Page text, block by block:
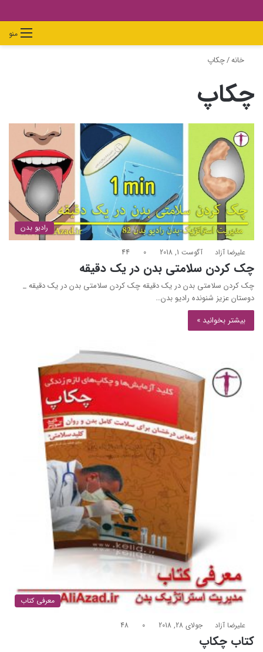
منوجستجو
برایپوسته
سبد
خانه/چکاپ
چکاپ
رادیو بدن
علیرضا آزاد آگوست 1, 2018 0
44
چک کردن سلامتی بدن در یک دقیقه
چک کردن سلامتی بدن در یک دقیقه چک کردن سلامتی بدن در یک دقیقه _
دوستان عزیز شنونده رادیو بدن…
بیشتر بخوانید »
معرفی کتاب
علیرضا آزاد جولای 28, 2018 0
48
کتاب چکاپ